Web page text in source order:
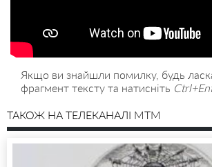
Якщо ви знайшли помилку, будь
фрагмент тексту та натисніть
ТАКОЖ НА ТЕЛЕКАНАЛІ MTM